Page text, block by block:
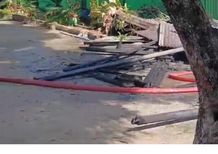
Kombes Pol. Maruly menegaskan, Polda Gorontalo tidak
akan berhenti pada tindakan penyegelan semata.
Pihaknya kini tengah melakukan penelusuran mendalam
terhadap pihak-pihak yang terafiliasi dengan aktivitas
tambang ilegal tersebut.
“Sebagai tindak lanjut, Ditreskrimsus Polda Gorontalo
akan menelusuri seluruh pihak yang terlibat, mulai dari
pemilik lubang tambang, para pekerja di lapangan,
hingga pengelola tempat rendaman material,” pungkas